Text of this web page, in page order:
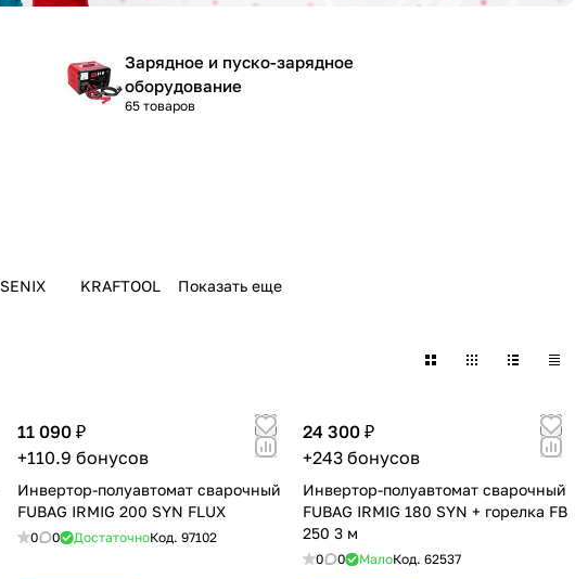
Зарядное и пуско-зарядное
оборудование
65 товаров
SENIX KRAFTOOL Показать еще
11 090 ₽
+110.9 бонусов
Инвертор-полуавтомат сварочный
FUBAG IRMIG 200 SYN FLUX
0 0 ДостаточноКод. 97102
24 300 ₽
+243 бонусов
Инвертор-полуавтомат сварочный
FUBAG IRMIG 180 SYN + горелка FB
250 3 м
0 0 МалоКод. 62537